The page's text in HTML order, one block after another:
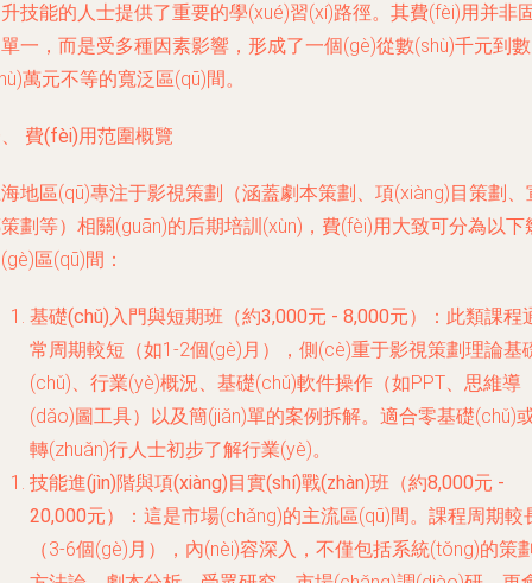
技能的人士提供了重要的學(xué)習(xí)路徑。其費(fèi)用并非
一，而是受多種因素影響，形成了一個(gè)從數(shù)千元到數
萬元不等的寬泛區(qū)間。
費(fèi)用范圍概覽
地區(qū)專注于影視策劃（涵蓋劇本策劃、項(xiàng)目策劃、
劃等）相關(guān)的后期培訓(xùn)，費(fèi)用大致可分為以下
區(qū)間：
基礎(chǔ)入門與短期班（約3,000元 - 8,000元）
：此類課程
常周期較短（如1-2個(gè)月），側(cè)重于影視策劃理論基
(chǔ)、行業(yè)概況、基礎(chǔ)軟件操作（如PPT、思維導
(dǎo)圖工具）以及簡(jiǎn)單的案例拆解。適合零基礎(chǔ)
轉(zhuǎn)行人士初步了解行業(yè)。
技能進(jìn)階與項(xiàng)目實(shí)戰(zhàn)班（約8,000元 -
20,000元）
：這是市場(chǎng)的主流區(qū)間。課程周期較
（3-6個(gè)月），內(nèi)容深入，不僅包括系統(tǒng)的策